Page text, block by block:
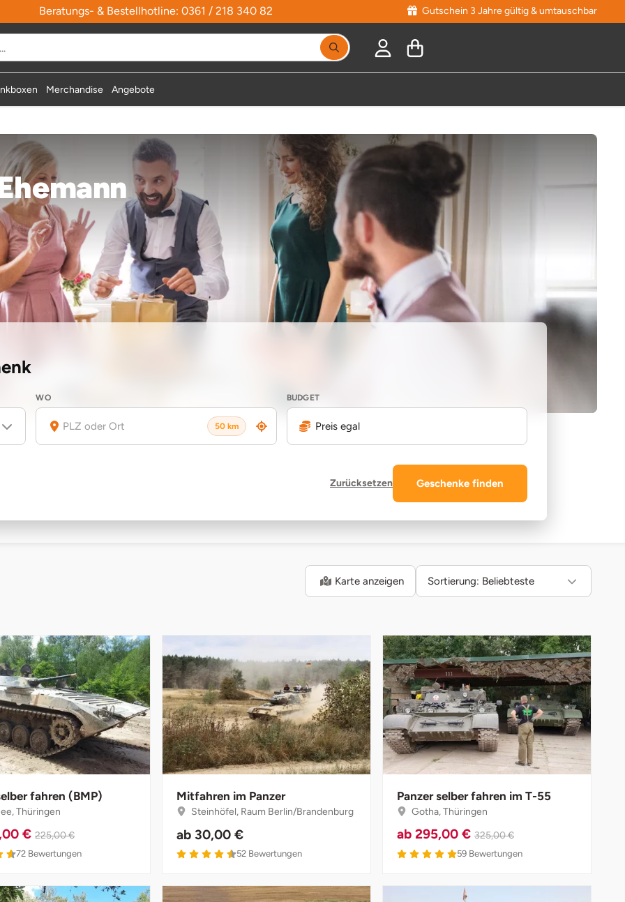
Beratungs- & Bestellhotline: 0361 / 218 340 82 Gutschein 3 Jahre gültig & umtauschbar
Suchbegriff eingeben, Vorschläge erscheinen
Merchandise Angebote
WO
50 km
BUDGET
Preis egal
Zurücksetzen Geschenke finden
Karte anzeigen Sortierung: Beliebteste
fahren (BMP)
Thüringen
€ 225,00 €
4.6 von 5
72 Bewertungen
Mitfahren im Panzer
Steinhöfel, Raum Berlin/Brandenburg
ab 30,00 €
4.5 von 5
52 Bewertungen
Panzer selber fahren im T-55
Gotha, Thüringen
ab 295,00 € 325,00 €
5 von 5
59 Bewertungen